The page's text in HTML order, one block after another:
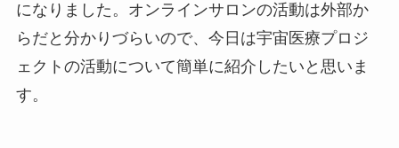
になりました。オンラインサロンの活動は外部か
らだと分かりづらいので、今日は宇宙医療プロジ
ェクトの活動について簡単に紹介したいと思いま
す。